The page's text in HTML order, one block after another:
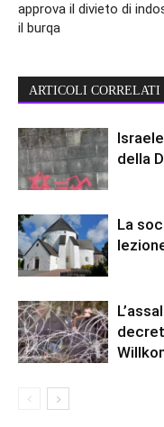
approva il divieto di
il burqa
ARTICOLI CORRELATI
della
La